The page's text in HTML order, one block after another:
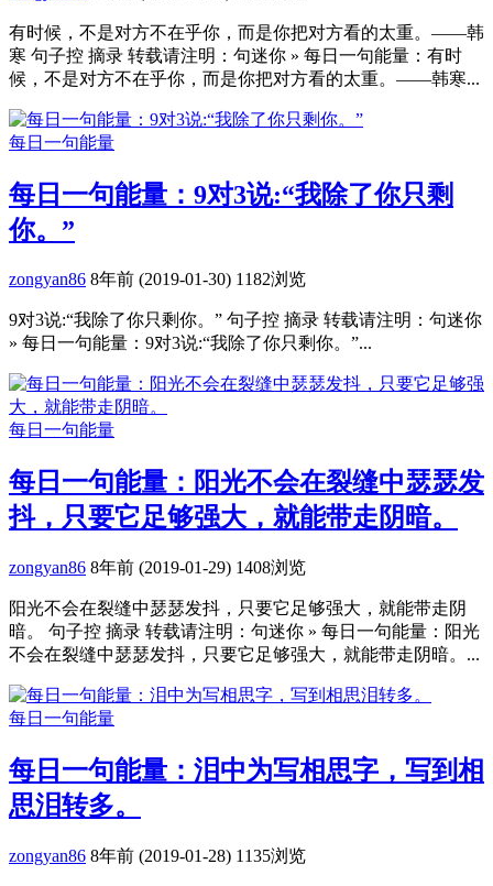
有时候，不是对方不在乎你，而是你把对方看的太重。——韩
寒 句子控 摘录 转载请注明：句迷你 » 每日一句能量：有时
候，不是对方不在乎你，而是你把对方看的太重。——韩寒...
每日一句能量
每日一句能量：9对3说:“我除了你只剩
你。”
zongyan86 8年前 (2019-01-30) 1182浏览
9对3说:“我除了你只剩你。” 句子控 摘录 转载请注明：句迷你
» 每日一句能量：9对3说:“我除了你只剩你。”...
每日一句能量
每日一句能量：阳光不会在裂缝中瑟瑟发
抖，只要它足够强大，就能带走阴暗。
zongyan86 8年前 (2019-01-29) 1408浏览
阳光不会在裂缝中瑟瑟发抖，只要它足够强大，就能带走阴
暗。 句子控 摘录 转载请注明：句迷你 » 每日一句能量：阳光
不会在裂缝中瑟瑟发抖，只要它足够强大，就能带走阴暗。...
每日一句能量
每日一句能量：泪中为写相思字，写到相
思泪转多。
zongyan86 8年前 (2019-01-28) 1135浏览